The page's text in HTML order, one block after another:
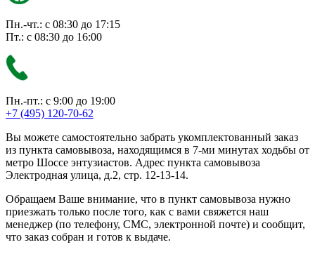
Пн.-чт.: с 08:30 до 17:15
Пт.: с 08:30 до 16:00
Пн.-пт.: с 9:00 до 19:00
+7 (495) 120-70-62
Вы можете самостоятельно забрать укомплектованный заказ
из пункта самовывоза, находящимся в 7-ми минутах ходьбы от
метро Шоссе энтузиастов. Адрес пункта самовывоза
Электродная улица, д.2, стр. 12-13-14.
Обращаем Ваше внимание, что в пункт самовывоза нужно
приезжать только после того, как с вами свяжется наш
менеджер (по телефону, СМС, электронной почте) и сообщит,
что заказ собран и готов к выдаче.